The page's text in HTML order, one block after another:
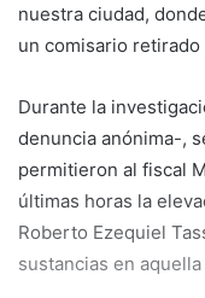
nuestra ciudad,
un comisario
Durante la
denuncia anónima-,
permitieron al fiscal
últimas horas la
Roberto Ezequiel
sustancias en